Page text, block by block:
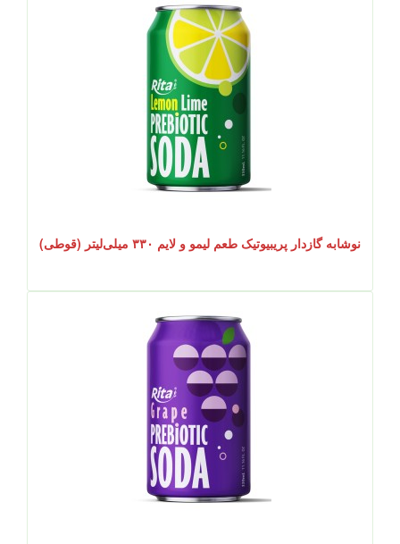
نوشابه گازدار پریبیوتیک طعم لیمو و لایم ۳۳۰ میلی‌لیتر (قوطی)